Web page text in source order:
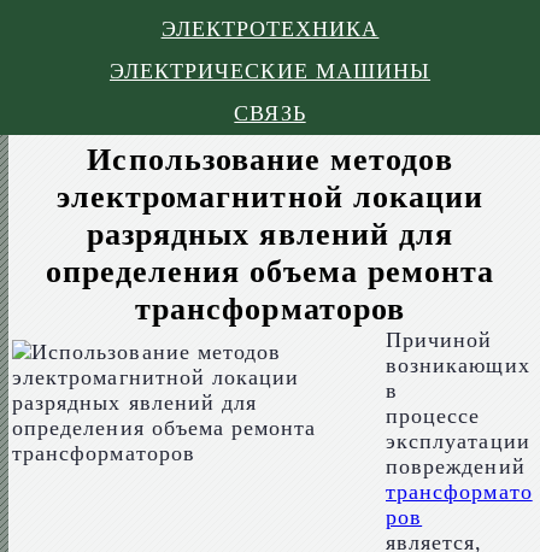
ЭЛЕКТРОТЕХНИКА
ЭЛЕКТРИЧЕСКИЕ МАШИНЫ
СВЯЗЬ
Использование методов
электромагнитной локации
разрядных явлений для
определения объема ремонта
трансформаторов
Причиной
возникающих
в
процессе
эксплуатации
повреждений
трансформато
ров
является,